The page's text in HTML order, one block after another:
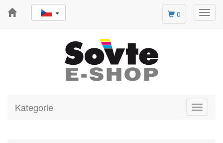
0
Toggle
Kategorie